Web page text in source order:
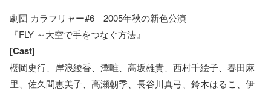
劇団 カラフリャー#6 2005年秋の新色公演
『FLY ～大空で手をつなぐ方法』
[Cast]
櫻岡史行、岸浪綾香、澤唯、高坂雄貴、西村千絵子、春田麻
里、佐久間恵美子、高瀬朝季、長谷川真弓、鈴木はるこ、伊